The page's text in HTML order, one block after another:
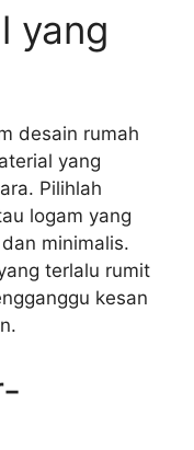
yang
desain rumah
yang
Pilihlah
logam yang
minimalis.
terlalu rumit
kesan